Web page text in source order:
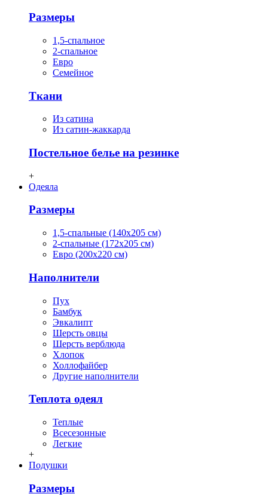
Размеры
1,5-спальное
2-спальное
Евро
Семейное
Ткани
Из сатина
Из сатин-жаккарда
Постельное белье на резинке
+
Одеяла
Размеры
1,5-спальные (140х205 см)
2-спальные (172х205 см)
Евро (200х220 см)
Наполнители
Пух
Бамбук
Эвкалипт
Шерсть овцы
Шерсть верблюда
Хлопок
Холлофайбер
Другие наполнители
Теплота одеял
Теплые
Всесезонные
Легкие
+
Подушки
Размеры